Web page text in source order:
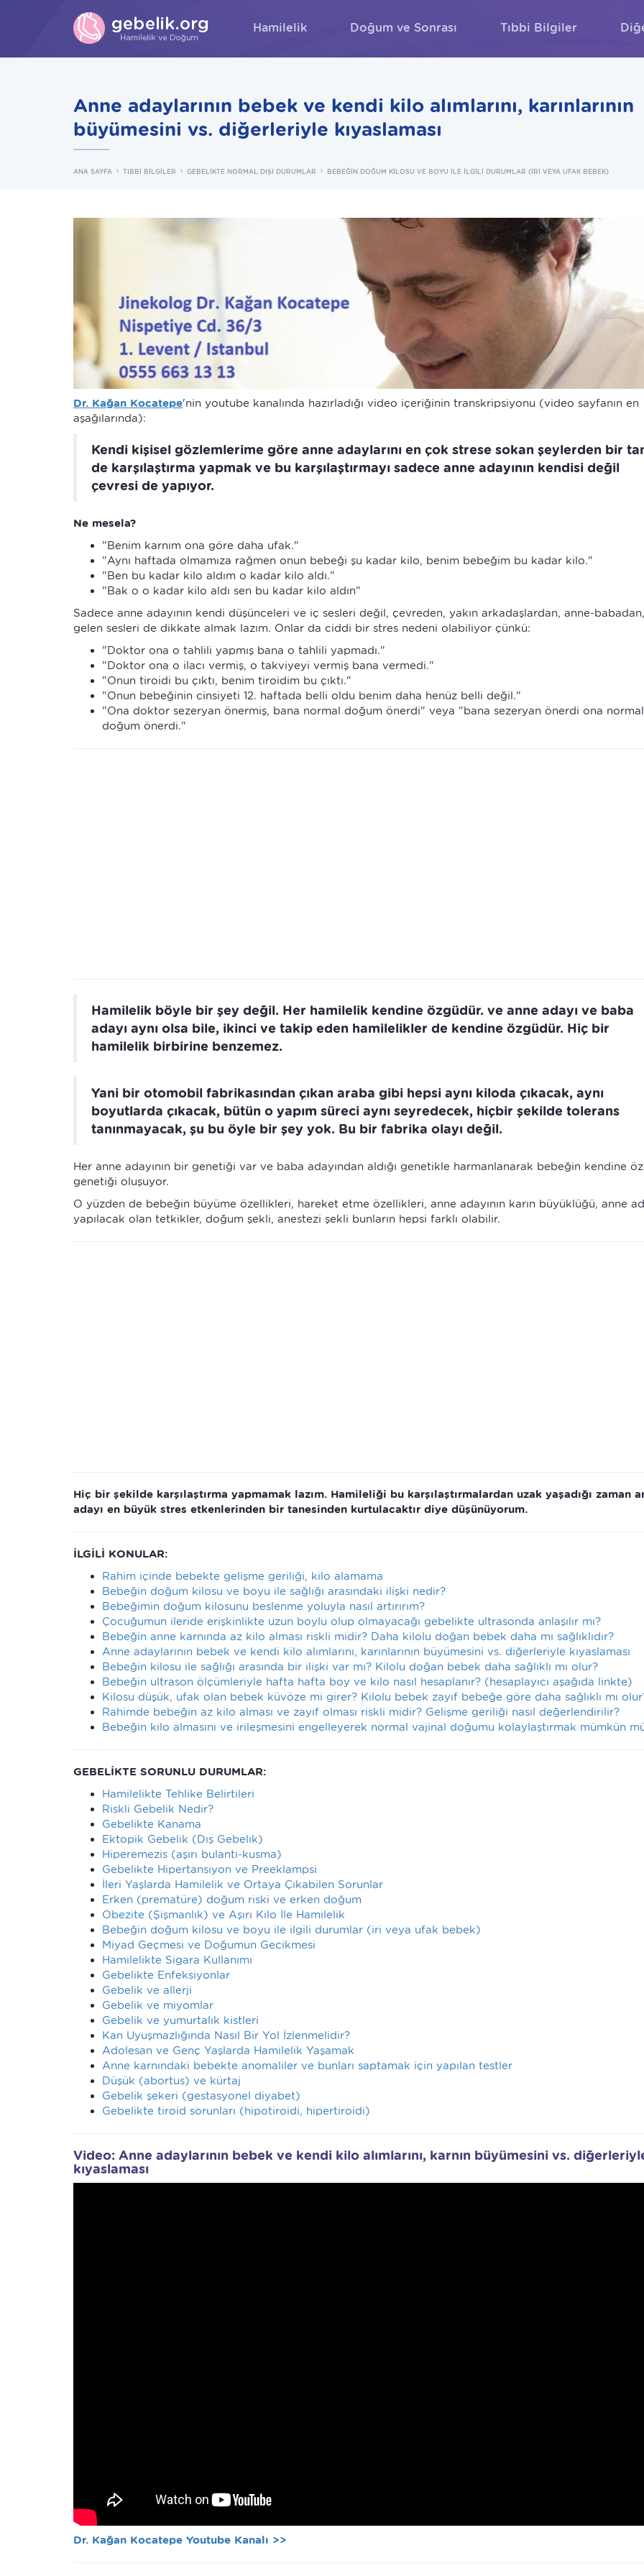
ARA
Hamilelik Doğum ve Sonrası Tıbbi Bilgiler
Anne adaylarının bebek ve kendi kilo alımlarını, karınlarının
büyümesini vs. diğerleriyle kıyaslaması
ANA SAYFA TIBBİ BİLGİLER GEBELİKTE NORMAL DIŞI DURUMLAR BEBEĞİN DOĞUM KİLOSU VE BOYU İLE İLGİLİ DURUMLAR (İRİ VEYA UFAK BEBEK)
Dr. Kağan Kocatepe'nin youtube kanalında hazırladığı video içeriğinin transkripsiyonu (video sayfanın en
aşağılarında):
Kendi kişisel gözlemlerime göre anne adaylarını en çok strese sokan şeylerden bir
de karşılaştırma yapmak ve bu karşılaştırmayı sadece anne adayının kendisi değil
çevresi de yapıyor.
Ne mesela?
"Benim karnım ona göre daha ufak."
"Aynı haftada olmamıza rağmen onun bebeği şu kadar kilo, benim bebeğim bu kadar kilo."
"Ben bu kadar kilo aldım o kadar kilo aldı."
"Bak o o kadar kilo aldı sen bu kadar kilo aldın"
Sadece anne adayının kendi düşünceleri ve iç sesleri değil, çevreden, yakın arkadaşlardan, anne-
gelen sesleri de dikkate almak lazım. Onlar da ciddi bir stres nedeni olabiliyor çünkü:
"Doktor ona o tahlili yapmış bana o tahlili yapmadı."
"Doktor ona o ilacı vermiş, o takviyeyi vermiş bana vermedi."
"Onun tiroidi bu çıktı, benim tiroidim bu çıktı."
"Onun bebeğinin cinsiyeti 12. haftada belli oldu benim daha henüz belli değil."
"Ona doktor sezeryan önermiş, bana normal doğum önerdi" veya "bana sezeryan önerdi ona normal
doğum önerdi."
Hamilelik böyle bir şey değil. Her hamilelik kendine özgüdür. ve anne adayı ve baba
adayı aynı olsa bile, ikinci ve takip eden hamilelikler de kendine özgüdür. Hiç bir
hamilelik birbirine benzemez.
Yani bir otomobil fabrikasından çıkan araba gibi hepsi aynı kiloda çıkacak, aynı
boyutlarda çıkacak, bütün o yapım süreci aynı seyredecek, hiçbir şekilde tolerans
tanınmayacak, şu bu öyle bir şey yok. Bu bir fabrika olayı değil.
Her anne adayının bir genetiği var ve baba adayından aldığı genetikle harmanlanarak bebeğin kendine
genetiği oluşuyor.
O yüzden de bebeğin büyüme özellikleri, hareket etme özellikleri, anne adayının karın büyüklüğü, anne
yapılacak olan tetkikler, doğum şekli, anestezi şekli bunların hepsi farklı olabilir.
Hiç bir şekilde karşılaştırma yapmamak lazım. Hamileliği bu karşılaştırmalardan uzak yaşadığı zaman
adayı en büyük stres etkenlerinden bir tanesinden kurtulacaktır diye düşünüyorum.
İLGİLİ KONULAR:
Rahim içinde bebekte gelişme geriliği, kilo alamama
Bebeğin doğum kilosu ve boyu ile sağlığı arasındaki ilişki nedir?
Bebeğimin doğum kilosunu beslenme yoluyla nasıl artırırım?
Çocuğumun ileride erişkinlikte uzun boylu olup olmayacağı gebelikte ultrasonda anlaşılır mı?
Bebeğin anne karnında az kilo alması riskli midir? Daha kilolu doğan bebek daha mı sağlıklıdır?
Anne adaylarının bebek ve kendi kilo alımlarını, karınlarının büyümesini vs. diğerleriyle kıyaslaması
Bebeğin kilosu ile sağlığı arasında bir ilişki var mı? Kilolu doğan bebek daha sağlıklı mı olur?
Bebeğin ultrason ölçümleriyle hafta hafta boy ve kilo nasıl hesaplanır? (hesaplayıcı aşağıda linkte)
Kilosu düşük, ufak olan bebek küvöze mi girer? Kilolu bebek zayıf bebeğe göre daha sağlıklı mı
Rahimde bebeğin az kilo alması ve zayıf olması riskli midir? Gelişme geriliği nasıl değerlendirilir?
Bebeğin kilo almasını ve irileşmesini engelleyerek normal vajinal doğumu kolaylaştırmak mümkün
GEBELİKTE SORUNLU DURUMLAR:
Hamilelikte Tehlike Belirtileri
Riskli Gebelik Nedir?
Gebelikte Kanama
Ektopik Gebelik (Dış Gebelik)
Hiperemezis (aşırı bulantı-kusma)
Gebelikte Hipertansiyon ve Preeklampsi
İleri Yaşlarda Hamilelik ve Ortaya Çıkabilen Sorunlar
Erken (prematüre) doğum riski ve erken doğum
Obezite (Şişmanlık) ve Aşırı Kilo İle Hamilelik
Bebeğin doğum kilosu ve boyu ile ilgili durumlar (iri veya ufak bebek)
Miyad Geçmesi ve Doğumun Gecikmesi
Hamilelikte Sigara Kullanımı
Gebelikte Enfeksiyonlar
Gebelik ve allerji
Gebelik ve miyomlar
Gebelik ve yumurtalık kistleri
Kan Uyuşmazlığında Nasıl Bir Yol İzlenmelidir?
Adolesan ve Genç Yaşlarda Hamilelik Yaşamak
Anne karnındaki bebekte anomaliler ve bunları saptamak için yapılan testler
Düşük (abortus) ve kürtaj
Gebelik şekeri (gestasyonel diyabet)
Gebelikte tiroid sorunları (hipotiroidi, hipertiroidi)
Video: Anne adaylarının bebek ve kendi kilo alımlarını, karnın büyümesini vs.
kıyaslaması
Dr. Kağan Kocatepe Youtube Kanalı >>